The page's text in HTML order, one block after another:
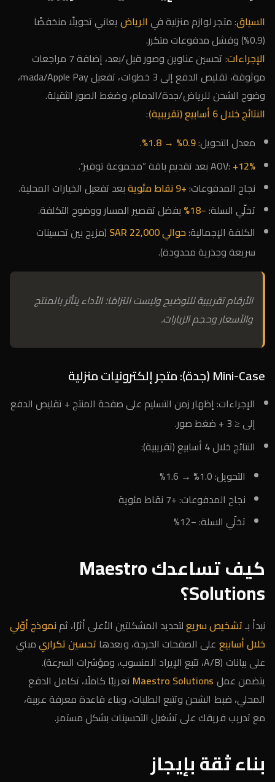
السياق: متجر لوازم منزلية فيالرياضيعاني تحويلًا منخفضًا
(0.9%) وفشل مدفوعات متكرر.
الإجراءات
: تحسين عناوين وصور قبل/بعد، إضافة 7 مراجعات
موثوقة، تقليص الدفع إلى 3 خطوات، تفعيل mada/Apple Pay،
وضوح الشحن للرياض/جدة/الدمام، وضغط الصور الثقيلة.
النتائج خلال 6 أسابيع (تقريبية)
:
معدل التحويل:0.9% → 1.8%
.
AOV: +12%
بعد تقديم باقة “مجموعة توفير”.
نجاح المدفوعات:+9 نقاط مئوية
بعد تفعيل الخيارات المحلية.
تخلّي السلة:−18%
بفضل تقصير المسار ووضوح التكلفة.
الكلفة الإجمالية:حوالي 22,000 SAR
(مزيج بين تحسينات
سريعة وجذرية محدودة).
الأرقام تقريبية للتوضيح وليست التزامًا؛ الأداء يتأثر بالمنتج
والأسعار وحجم الزيارات.
Mini-Case (جدة): متجر إلكترونيات منزلية
الإجراءات: إظهار زمن التسليم على صفحة المنتج + تقليص الدفع
إلى ≤ 3 + ضغط صور.
النتائج خلال 4 أسابيع (تقريبية):
التحويل: 1.0% → 1.6%
نجاح المدفوعات: +7 نقاط مئوية
تخلّي السلة: −12%
كيف تساعدك Maestro
Solutions؟
نبدأ بـتشخيص سريعلتحديد المشكلتين الأعلى أثرًا، ثمنموذج أوّلي
خلال أسابيع على الصفحات الحرجة، وبعدهاتحسين تكراريمبني
على بيانات (A/B، تتبع الإيراد المنسوب، ومؤشرات السرعة).
يتضمن عمل Maestro Solutions تعريبًا كاملًا، تكامل الدفع
المحلي، ضبط الشحن وتتبع الطلبات، وبناء قاعدة معرفة عربية،
مع تدريب فريقك على تشغيل التحسينات بشكل مستمر.
بناء ثقة بإيجاز